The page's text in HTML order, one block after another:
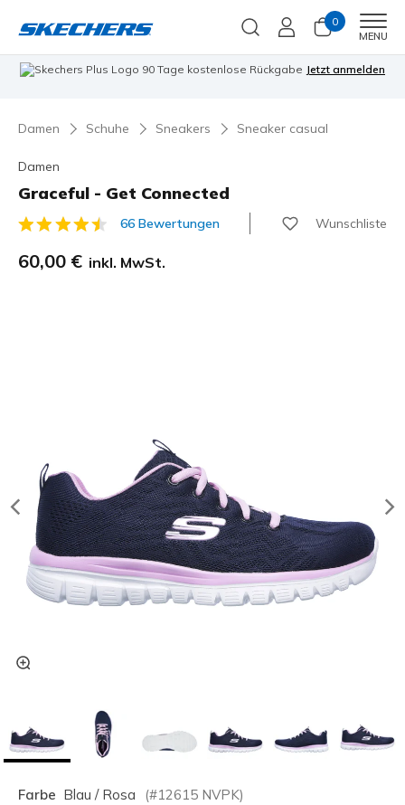
0
MENU
90 Tage kostenlose Rückgabe Jetzt anmelden
Damen Schuhe Sneakers Sneaker casual
Damen
Graceful - Get Connected
3,5 von 5 Kundenbewertungen
66 Bewertungen Wunschliste
60,00 € inkl. MwSt.
Farbe Blau / Rosa (#12615 NVPK)